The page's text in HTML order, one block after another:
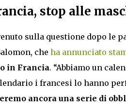
stop alle
sulla questione dopo le
che ha annunciato
in Francia. “Abbiamo un
i francesi lo hanno
ancora una serie di